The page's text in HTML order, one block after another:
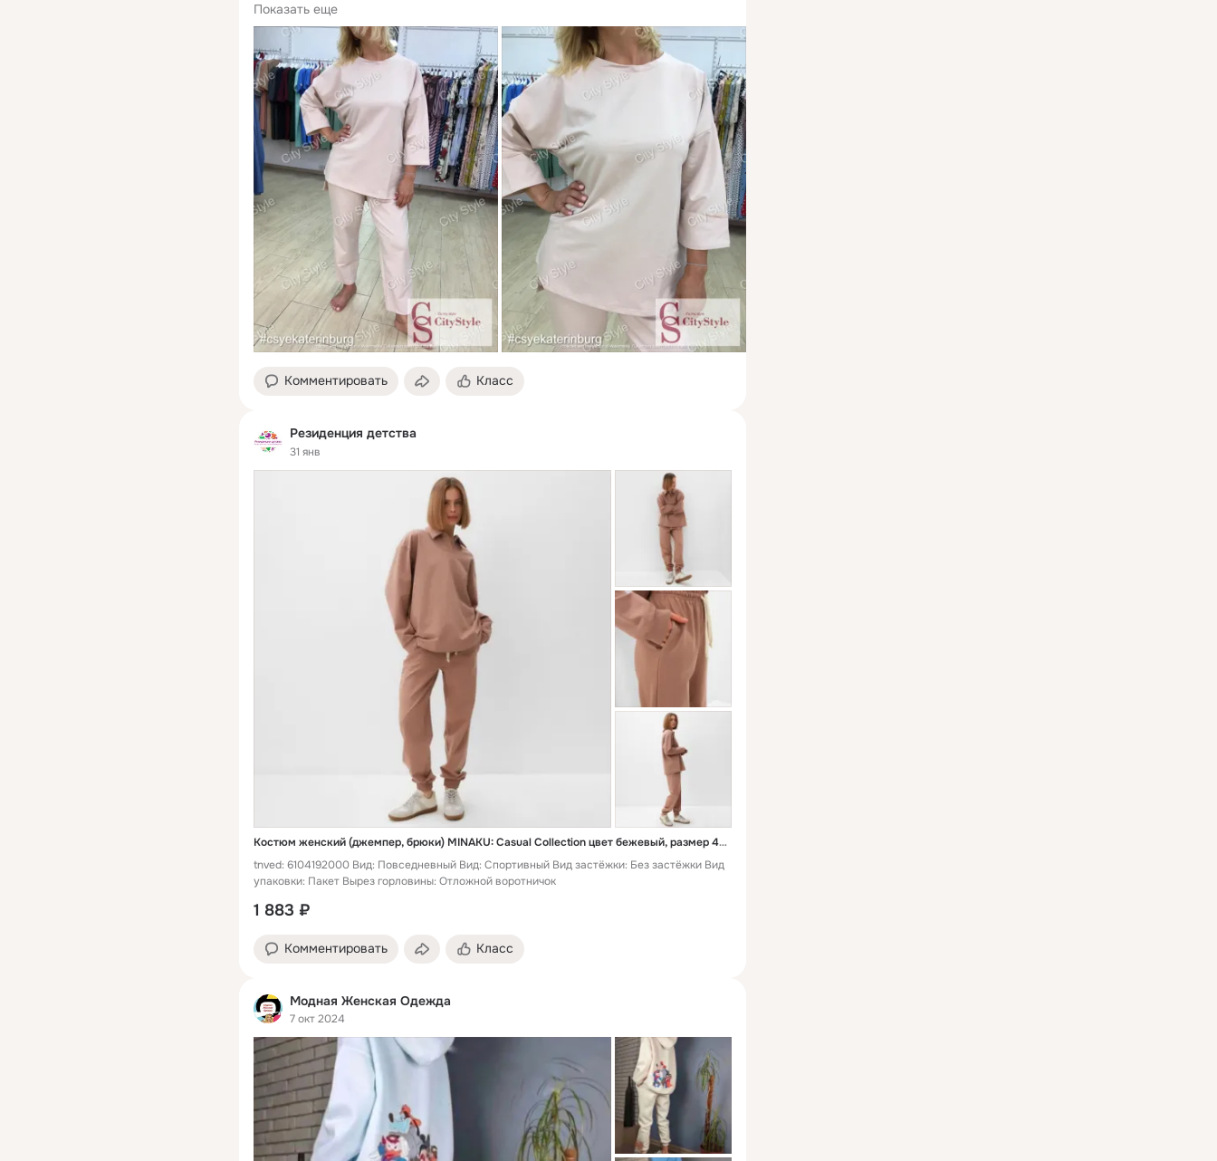
Количество ограничено
Заказы принимаются:
Показать еще
Комментировать Класс
Резиденция детства
31 янв
Костюм женский (джемпер, брюки) MINAKU: Casual Collection цвет бежевый, размер 46 - 1 9
tnved: 6104192000 Вид: Повседневный Вид: Спортивный Вид застёжки: Без застёжки Вид
упаковки: Пакет Вырез горловины: Отложной воротничок
1 883 ₽
Комментировать Класс
Модная Женская Одежда
7 окт 2024